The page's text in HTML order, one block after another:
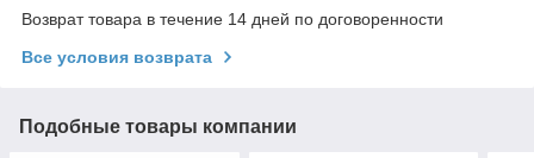
Возврат товара в течение 14 дней по договоренности
Все условия возврата
Подобные товары компании